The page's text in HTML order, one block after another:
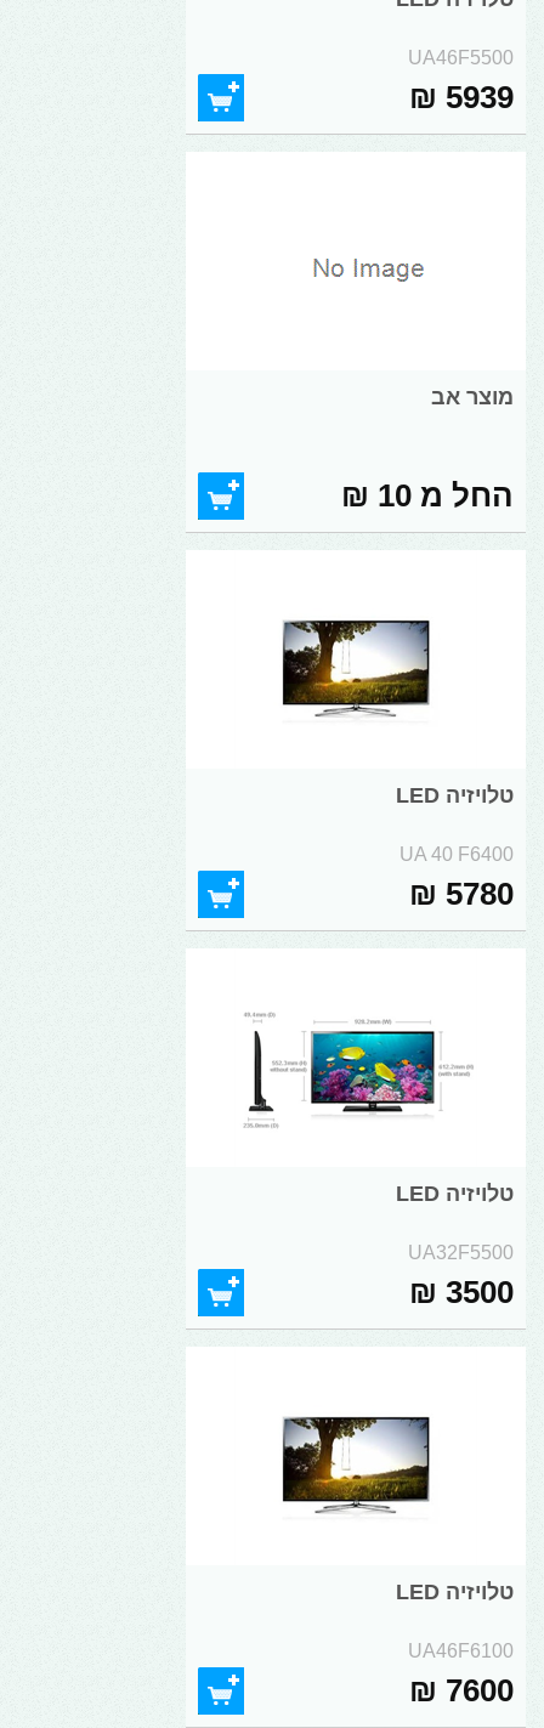
UA46F5500
5939 ₪
מוצר אב
החל מ 10 ₪
טלויזיה LED
UA 40 F6400
5780 ₪
טלויזיה LED
UA32F5500
3500 ₪
טלויזיה LED
UA46F6100
7600 ₪